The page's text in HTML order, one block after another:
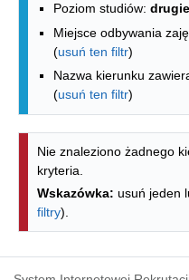
Poziom studiów:
Miejsce odbywania
(usuń ten filtr)
Nazwa kierunku
(usuń ten filtr)
Nie znaleziono żadnego
kryteria.
Wskazówka: usuń jeden
filtry).